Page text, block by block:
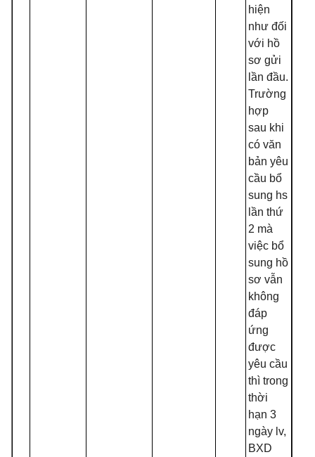
hiện
như đối
với hồ
sơ gửi
lần đầu.
Trường
hợp
sau khi
có văn
bản yêu
cầu bổ
sung hs
lần thứ
2 mà
việc bổ
sung hồ
sơ vẫn
không
đáp
ứng
được
yêu cầu
thì trong
thời
hạn 3
ngày lv,
BXD